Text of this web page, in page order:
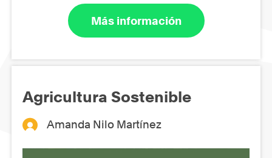
Más información
Agricultura Sostenible
Amanda Nilo Martínez